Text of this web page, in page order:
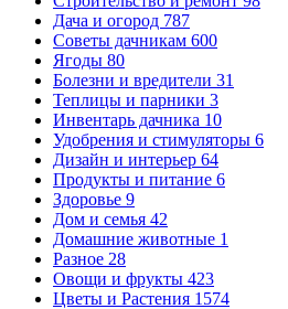
Дача и огород 787
Советы дачникам 600
Ягоды 80
Болезни и вредители 31
Теплицы и парники 3
Инвентарь дачника 10
Удобрения и стимуляторы 6
Дизайн и интерьер 64
Продукты и питание 6
Здоровье 9
Дом и семья 42
Домашние животные 1
Разное 28
Овощи и фрукты 423
Цветы и Растения 1574